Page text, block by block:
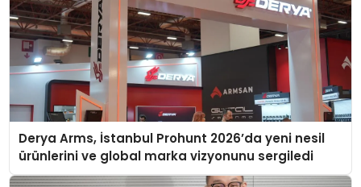
Derya Arms, İstanbul Prohunt 2026’da yeni nesil
ürünlerini ve global marka vizyonunu sergiledi